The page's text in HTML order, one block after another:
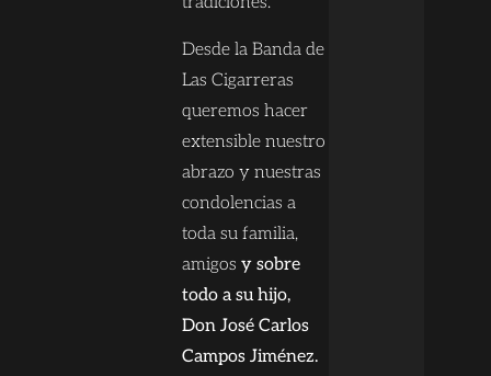
Desde la Banda de
Las Cigarreras
queremos hacer
extensible nuestro
abrazo y nuestras
condolencias a
toda su familia,
amigos y sobre
todo a su hijo,
Don José Carlos
Campos Jiménez.